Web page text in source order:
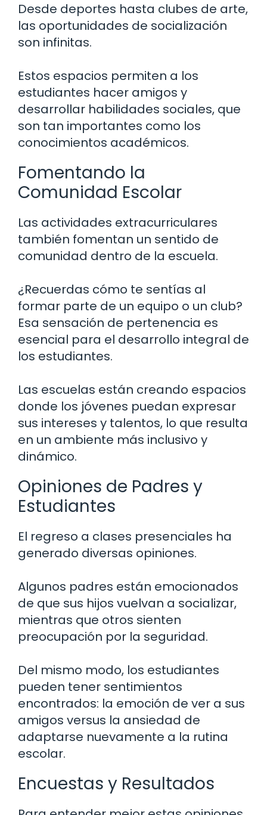
Desde deportes hasta clubes de arte,
las oportunidades de socialización
son infinitas.
Estos espacios permiten a los
estudiantes hacer amigos y
desarrollar habilidades sociales, que
son tan importantes como los
conocimientos académicos.
Fomentando la
Comunidad Escolar
Las actividades extracurriculares
también fomentan un sentido de
comunidad dentro de la escuela.
¿Recuerdas cómo te sentías al
formar parte de un equipo o un club?
Esa sensación de pertenencia es
esencial para el desarrollo integral de
los estudiantes.
Las escuelas están creando espacios
donde los jóvenes puedan expresar
sus intereses y talentos, lo que resulta
en un ambiente más inclusivo y
dinámico.
Opiniones de Padres y
Estudiantes
El regreso a clases presenciales ha
generado diversas opiniones.
Algunos padres están emocionados
de que sus hijos vuelvan a socializar,
mientras que otros sienten
preocupación por la seguridad.
Del mismo modo, los estudiantes
pueden tener sentimientos
encontrados: la emoción de ver a sus
amigos versus la ansiedad de
adaptarse nuevamente a la rutina
escolar.
Encuestas y Resultados